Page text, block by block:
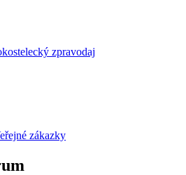
zpravodaj
zákazky